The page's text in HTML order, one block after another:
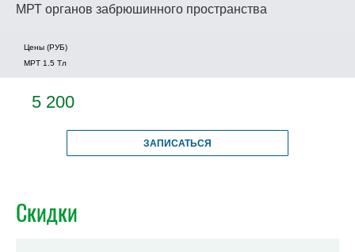
МРТ органов забрюшинного пространства
Цены (РУБ)
МРТ 1.5 Tл
5 200
ЗАПИСАТЬСЯ
Скидки